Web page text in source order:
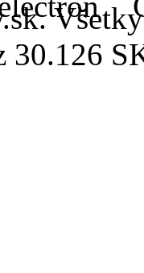
30.126